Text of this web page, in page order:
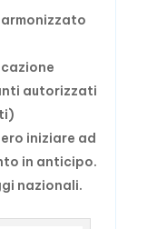
autorizzati
iniziare ad
in anticipo.
nazionali.